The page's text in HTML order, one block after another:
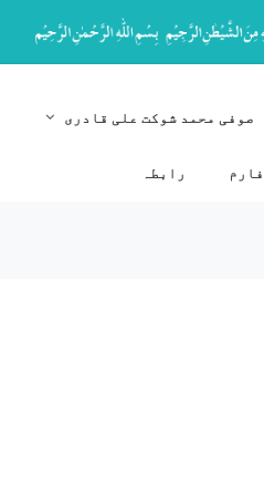
صوفی محمد شوکت علی قادری
رابطہ